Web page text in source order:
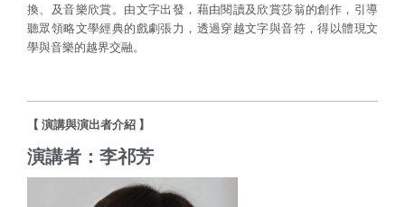
換、及音樂欣賞。由文字出發，藉由閱讀及欣賞莎翁的創作，引導
聽眾領略文學經典的戲劇張力，透過穿越文字與音符，得以體現文
學與音樂的越界交融。
【 演講與演出者介紹 】
演講者：李祁芳